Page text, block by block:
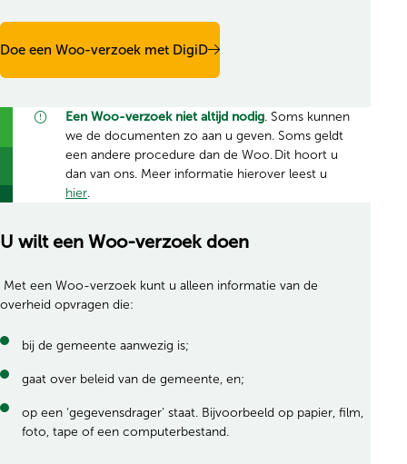
Doe een Woo-verzoek met DigiD
Een Woo-verzoek niet altijd nodig . Soms kunnen
we de documenten zo aan u geven. Soms geldt
een andere procedure dan de Woo. Dit hoort u
dan van ons. Meer informatie hierover leest u
hier
U wilt een Woo-verzoek doen
Met een Woo-verzoek kunt u alleen informatie van de
overheid opvragen die:
bij de gemeente aanwezig is;
gaat over beleid van de gemeente, en;
op een ‘gegevensdrager’ staat. Bijvoorbeeld op papier, film,
foto, tape of een computerbestand.